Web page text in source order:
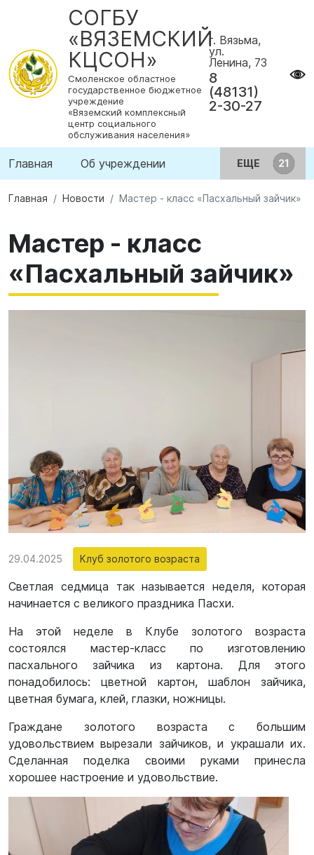
СОГБУ
«ВЯЗЕМСКИЙ
КЦСОН»
Смоленское областное
государственное бюджетное
учреждение
«Вяземский комплексный
центр социального
обслуживания населения»
г. Вязьма,
ул.
Ленина, 73
8
(48131)
2-30-27
Главная Об учреждении ЕЩЕ
Главная Новости Мастер - класс «Пасхальный зайчик»
Мастер - класс
«Пасхальный зайчик»
29.04.2025 Клуб золотого возраста
Светлая седмица так называется неделя, которая
начинается с великого праздника Пасхи.
На этой неделе в Клубе золотого возраста
состоялся мастер-класс по изготовлению
пасхального зайчика из картона. Для этого
понадобилось: цветной картон, шаблон зайчика,
цветная бумага, клей, глазки, ножницы.
Граждане золотого возраста с большим
удовольствием вырезали зайчиков, и украшали их.
Сделанная поделка своими руками принесла
хорошее настроение и удовольствие.